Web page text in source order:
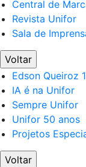
Central de
Revista Unifor
Sala de
Voltar
Edson Queiroz
IA é na Unifor
Sempre Unifor
Unifor 50 anos
Projetos
Voltar